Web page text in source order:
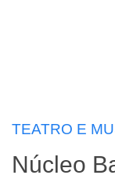
TEATRO E
Núcleo